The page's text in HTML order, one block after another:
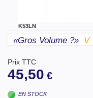
K53LN
«gros Volume ?» V
Prix TTC
45,50 €
EN STOCK